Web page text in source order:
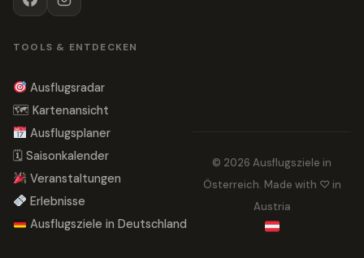
TOOLS & ENTDECKEN
Ausflugsradar
🗺 Kartenansicht
Ausflugsplaner
🗓 Saisonkalender
Veranstaltungen
Erlebnisse
Ausflugsziele in Deutschland
© 2026 Ausflugsziele in
Österreich. Made with ♡ in
Austria